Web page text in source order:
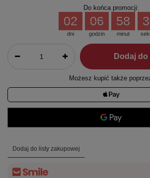
Do końca promocji:
dni
02
godzin
06
minut
58
Dodaj
Możesz kupić także
Dodaj do listy zakupowej